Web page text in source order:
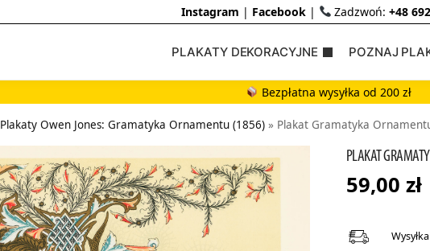
Instagram | Facebook| Zadzwoń:+48
PLAKATY DEKORACYJNE POZNAJ
Bezpłatna wysyłka od 200 zł
Plakaty Owen Jones: Gramatyka Ornamentu (1856) » Plakat Gramatyka
PLAKAT
59,00 zł